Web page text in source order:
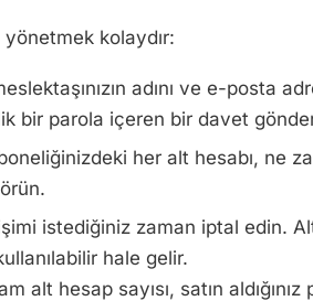
yönetmek kolaydır:
adını ve e-posta
bir parola içeren bir davet
her alt hesabı, ne
istediğiniz zaman iptal edin. Alt
hale gelir.
alt hesap sayısı, satın